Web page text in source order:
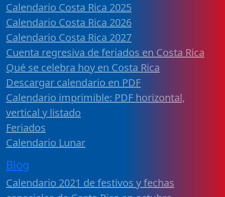
Calendario Costa Rica 2025
Calendario Costa Rica 2026
Calendario Costa Rica 2027
Cuenta regresiva de feriados en Costa Rica
Qué se celebra hoy en Costa Rica
Descargar calendario en PDF
Calendario imprimible: PDF horizontal,
vertical y listado
Feriados
Calendario Lunar
Blog
Calendario 2021 de festivos y fechas